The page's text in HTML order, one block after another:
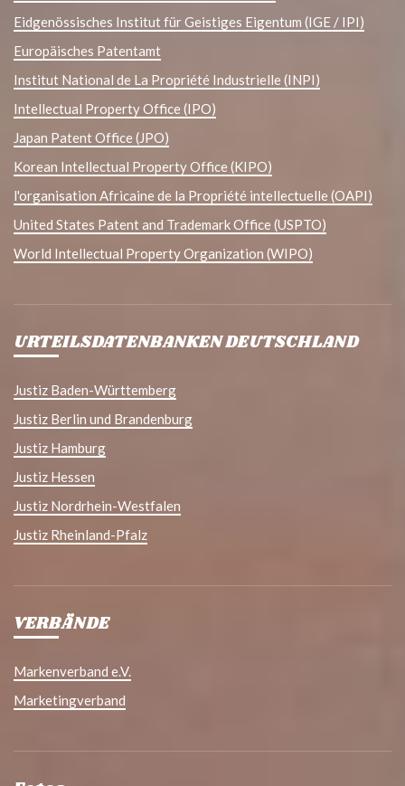
Eidgenössisches Institut für Geistiges Eigentum (IGE / IPI)
Europäisches Patentamt
Institut National de La Propriété Industrielle (INPI)
Intellectual Property Office (IPO)
Japan Patent Office (JPO)
Korean Intellectual Property Office (KIPO)
l'organisation Africaine de la Propriété intellectuelle (OAPI)
United States Patent and Trademark Office (USPTO)
World Intellectual Property Organization (WIPO)
URTEILSDATENBANKEN DEUTSCHLAND
Justiz Baden-Württemberg
Justiz Berlin und Brandenburg
Justiz Hamburg
Justiz Hessen
Justiz Nordrhein-Westfalen
Justiz Rheinland-Pfalz
VERBÄNDE
Markenverband e.V.
Marketingverband